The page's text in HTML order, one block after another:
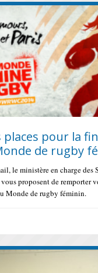
places pour la
de rugby
le ministère en charge des
proposent de remporter
Monde de rugby féminin.